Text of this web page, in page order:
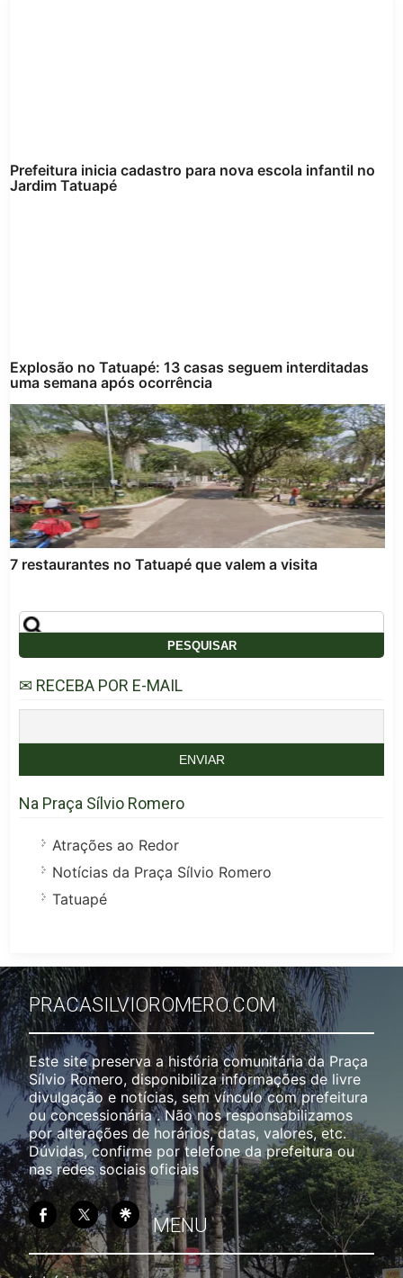
Prefeitura inicia cadastro para nova escola infantil no
Jardim Tatuapé
Explosão no Tatuapé: 13 casas seguem interditadas
uma semana após ocorrência
7 restaurantes no Tatuapé que valem a visita
✉ RECEBA POR E-MAIL
Na Praça Sílvio Romero
Atrações ao Redor
Notícias da Praça Sílvio Romero
Tatuapé
PRACASILVIOROMERO.COM
Este site preserva a história comunitária da Praça
Sílvio Romero, disponibiliza informações de livre
divulgação e notícias, sem vínculo com prefeitura
ou concessionária . Não nos responsabilizamos
por alterações de horários, datas, valores, etc.
Dúvidas, confirme por telefone da prefeitura ou
nas redes sociais oficiais
MENU